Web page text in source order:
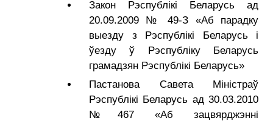
Закон Рэспублікі Беларусь ад
20.09.2009 № 49-З «Аб парадку
выезду з Рэспублікі Беларусь і
ўезду ў Рэспубліку Беларусь
грамадзян Рэспублікі Беларусь»
Пастанова Савета Міністраў
Рэспублікі Беларусь ад 30.03.2010
№467 «Аб зацвярджэнні